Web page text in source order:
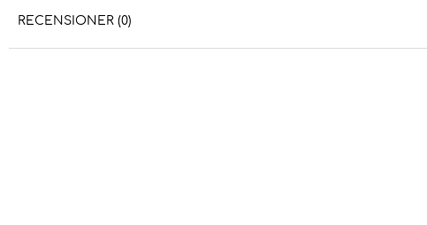
RECENSIONER (0)